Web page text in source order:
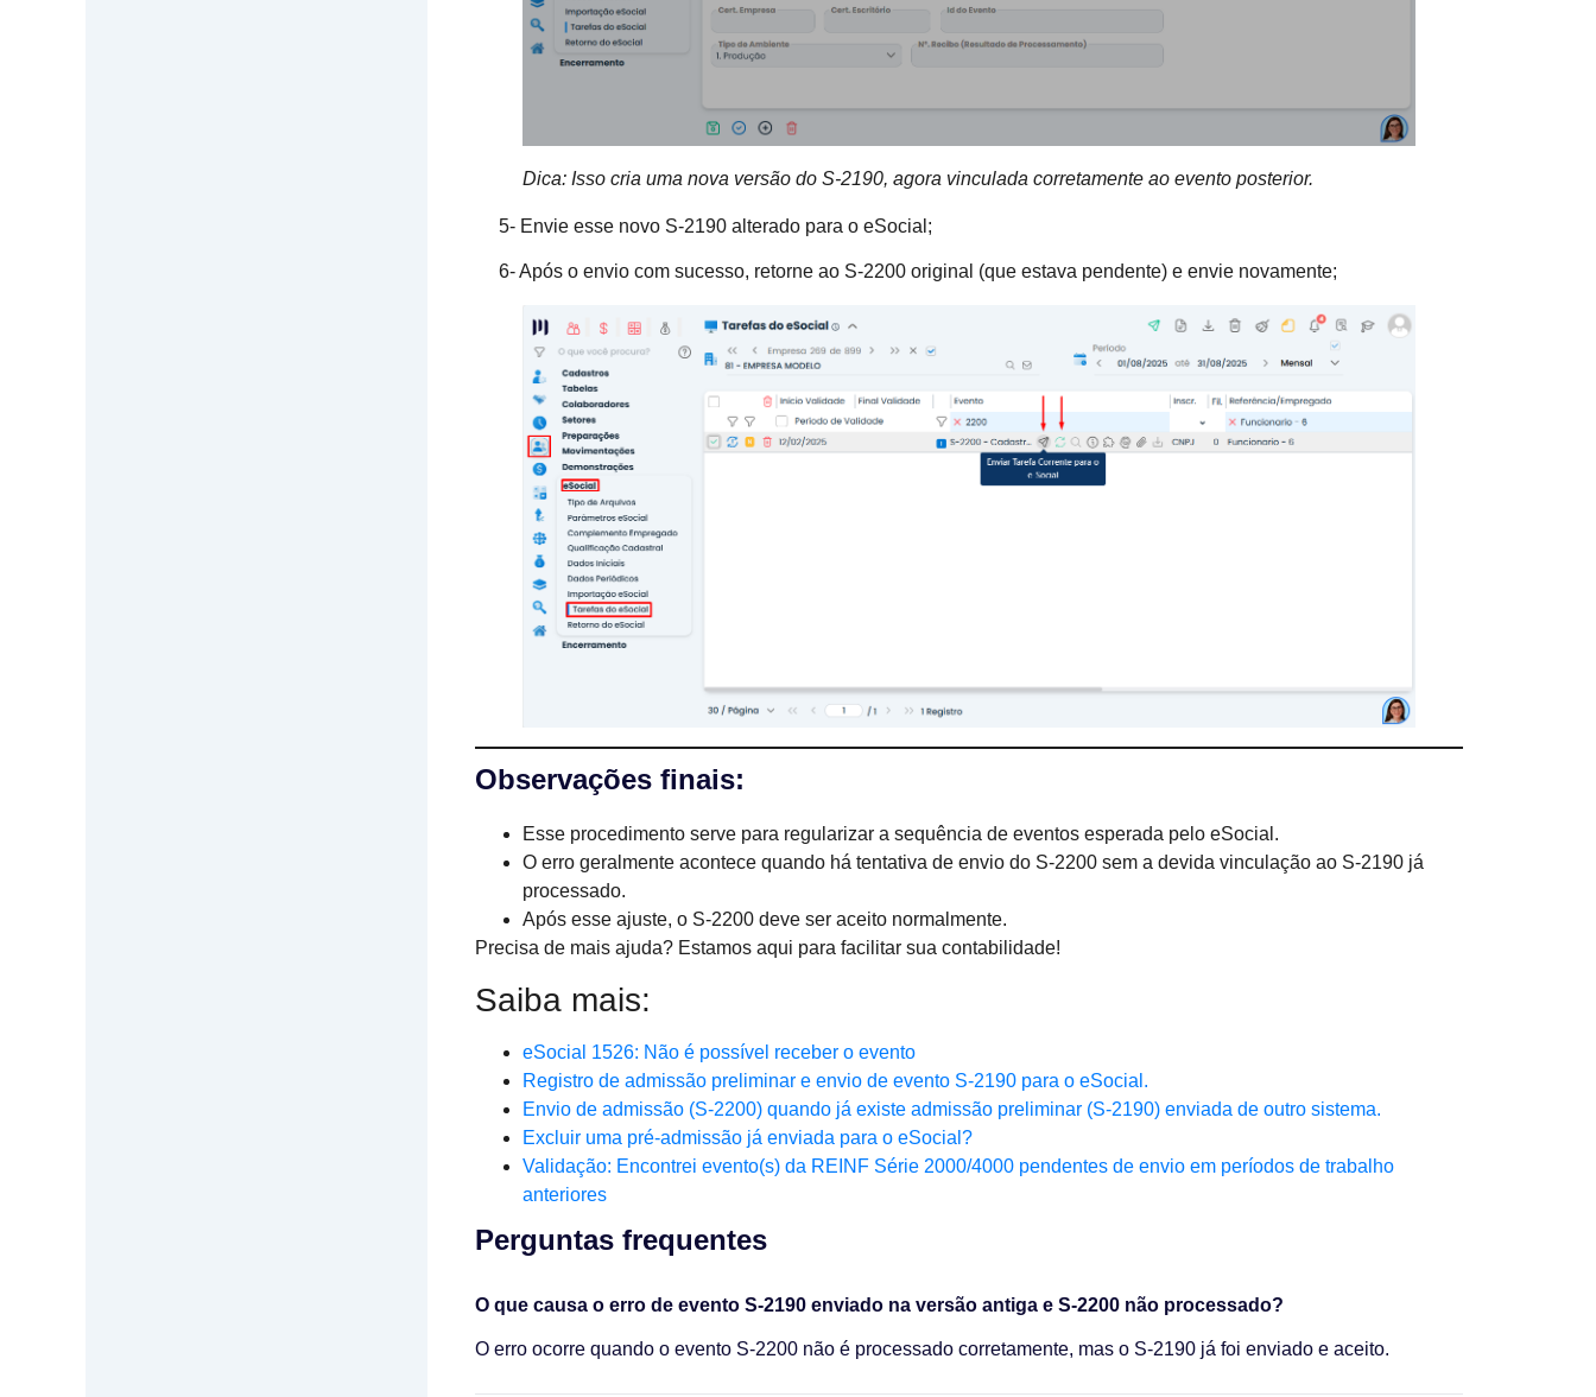
Dica: Isso cria uma nova versão do S-2190, agora vinculada corretamente ao evento posterior.
5- Envie esse novo S-2190 alterado para o eSocial;
6- Após o envio com sucesso, retorne ao S-2200 original (que estava pendente) e envie novamente;
Observações finais:
Esse procedimento serve para regularizar a sequência de eventos esperada pelo eSocial.
O erro geralmente acontece quando há tentativa de envio do S-2200 sem a devida vinculação ao S-2190 já
processado.
Após esse ajuste, o S-2200 deve ser aceito normalmente.
Precisa de mais ajuda? Estamos aqui para facilitar sua contabilidade!
Saiba mais:
eSocial 1526: Não é possível receber o evento
Registro de admissão preliminar e envio de evento S-2190 para o eSocial.
Envio de admissão (S-2200) quando já existe admissão preliminar (S-2190) enviada de outro sistema.
Excluir uma pré-admissão já enviada para o eSocial?
Validação: Encontrei evento(s) da REINF Série 2000/4000 pendentes de envio em períodos de trabalho
anteriores
Perguntas frequentes​
O que causa o erro de evento S-2190 enviado na versão antiga e S-2200 não processado?
O erro ocorre quando o evento S-2200 não é processado corretamente, mas o S-2190 já foi enviado e aceito.